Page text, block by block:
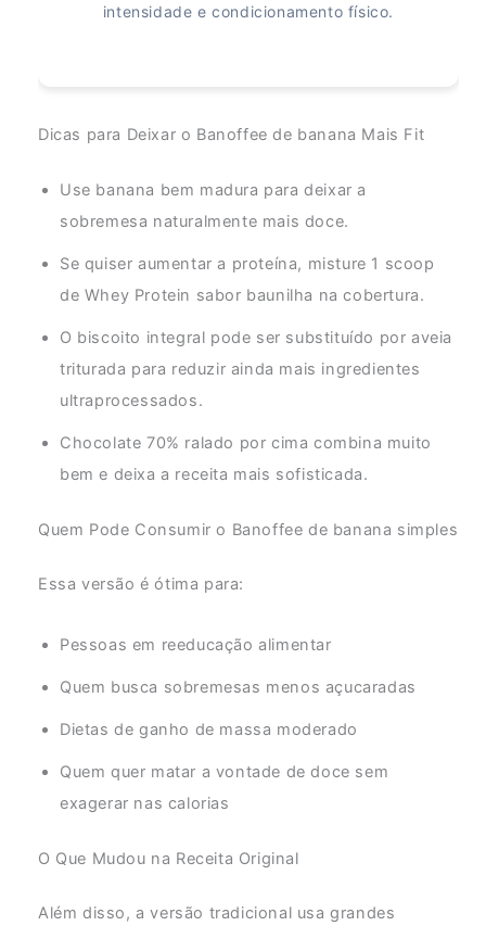
intensidade e condicionamento físico.
Dicas para Deixar o Banoffee de banana Mais Fit
Use banana bem madura para deixar a
sobremesa naturalmente mais doce.
Se quiser aumentar a proteína, misture 1 scoop
de Whey Protein sabor baunilha na cobertura.
O biscoito integral pode ser substituído por aveia
triturada para reduzir ainda mais ingredientes
ultraprocessados.
Chocolate 70% ralado por cima combina muito
bem e deixa a receita mais sofisticada.
Quem Pode Consumir o Banoffee de banana simples
Essa versão é ótima para:
Pessoas em reeducação alimentar
Quem busca sobremesas menos açucaradas
Dietas de ganho de massa moderado
Quem quer matar a vontade de doce sem
exagerar nas calorias
O Que Mudou na Receita Original
Além disso, a versão tradicional usa grandes